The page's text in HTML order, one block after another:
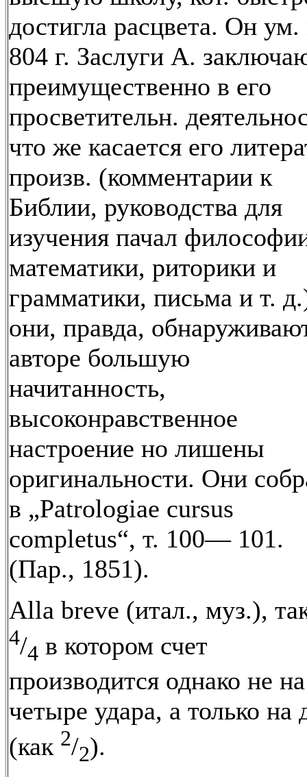
достигла расцвета. Он ум.
804 г. Заслуги А.
преимущественно в его
просветительн.
что же касается его
произв. (комментарии к
Библии, руководства для
изучения пачал
математики, риторики и
грамматики, письма и т.
они, правда,
авторе большую
начитанность,
высоконравственное
настроение но лишены
оригинальности. Они
в „Patrologiae cursus
completus“, т. 100— 101.
(Пар., 1851).
Alla breve (итал., муз.),
4/4 в котором счет
производится однако не на
четыре удара, а только на
(как 2/2).